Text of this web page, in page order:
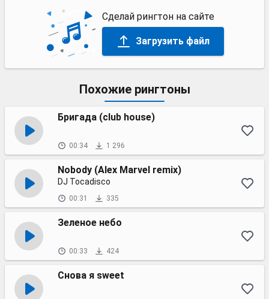
Сделай рингтон на сайте
Загрузить файл
Похожие рингтоны
Бригада (club house)
00:34 1 296
Nobody (Alex Marvel remix)
DJ Tocadisco
00:31 335
Зеленое небо
00:33 424
Снова я sweet